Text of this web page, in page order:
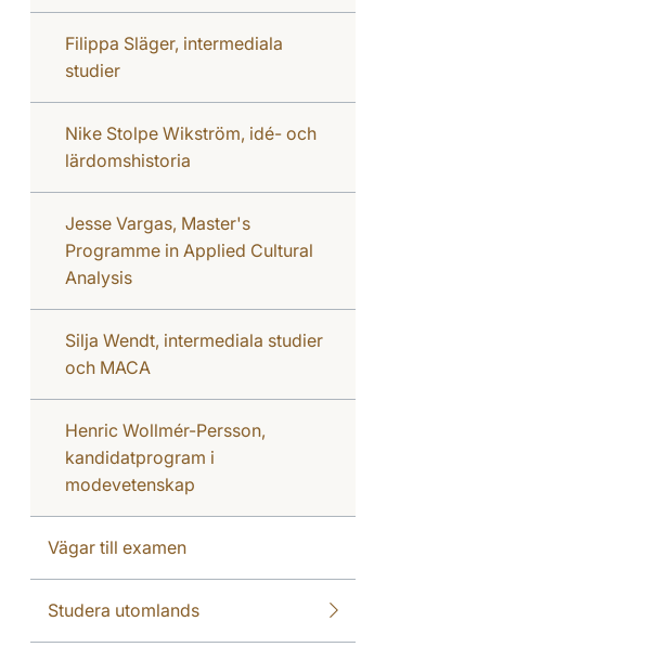
Filippa Släger, intermediala
studier
Nike Stolpe Wikström, idé- och
lärdomshistoria
Jesse Vargas, Master's
Programme in Applied Cultural
Analysis
Silja Wendt, intermediala studier
och MACA
Henric Wollmér-Persson,
kandidatprogram i
modevetenskap
Vägar till examen
Studera utomlands